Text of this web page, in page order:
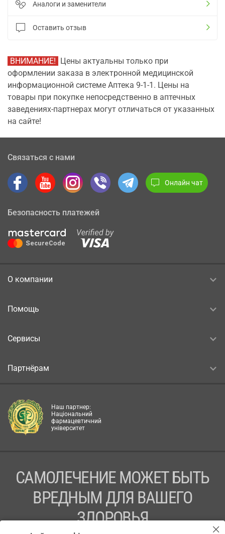
Аналоги и заменители
Оставить отзыв
ВНИМАНИЕ! Цены актуальны только при
оформлении заказа в электронной медицинской
информационной системе Аптека 9-1-1. Цены на
товары при покупке непосредственно в аптечных
заведениях-партнерах могут отличаться от указанных
на сайте!
Связаться с нами
Онлайн чат
Безопасность платежей
О компании
Помощь
Сервисы
Партнёрам
Наш партнер:
Національний
фармацевтичний
університет
САМОЛЕЧЕНИЕ МОЖЕТ БЫТЬ
ВРЕДНЫМ ДЛЯ ВАШЕГО
ЗДОРОВЬЯ